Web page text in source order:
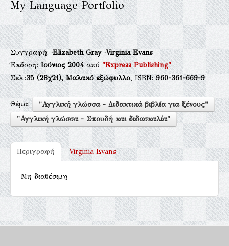
My Language Portfolio
Συγγραφή:·Elizabeth Gray·Virginia Evans
Έκδοση:Ιούνιος 2004από"Express Publishing"
Σελ.:35(28χ21), Μαλακό εξώφυλλο, ISBN:960-361-669-9
Θέμα:
"Αγγλική γλώσσα - Διδακτικά βιβλία για ξένους"
"Αγγλική γλώσσα - Σπουδή και διδασκαλία"
Περιγραφή Virginia Evans
Μη διαθέσιμη